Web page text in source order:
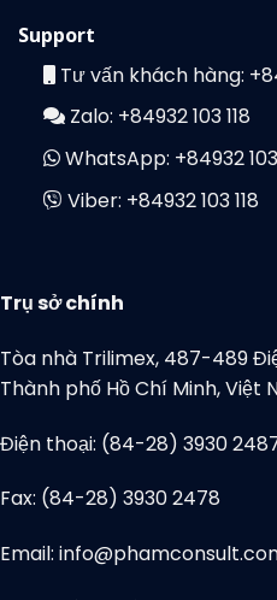
Support
Tư vấn khách hàng:
Zalo: +84932 103 118
WhatsApp: +84932 103
Viber: +84932 103 118
Trụ sở chính
Tòa nhà Trilimex, 487-489
Thành phố Hồ Chí Minh, Việt
Điện thoại: (84-28) 3930
Fax: (84-28) 3930 2478
Email: